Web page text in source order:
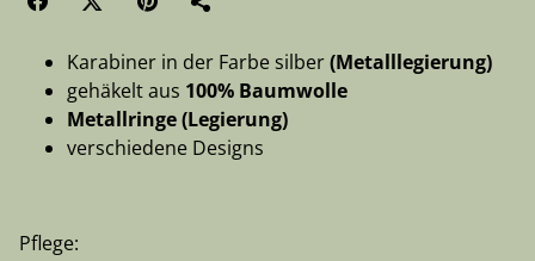
Karabiner in der Farbe silber(Metalllegierung)
gehäkelt aus 100% Baumwolle
Metallringe (Legierung)
verschiedene Designs
Pflege: